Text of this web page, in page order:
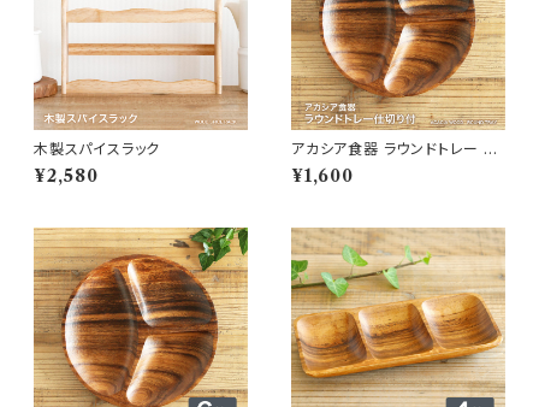
木製スパイスラック
¥2,580
アカシア食器 ラウンドトレー 仕
切付
¥1,600